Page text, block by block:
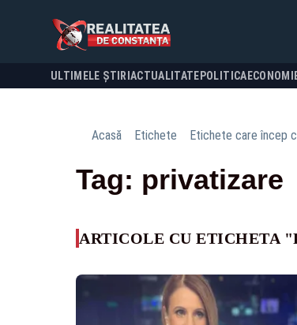
ULTIMELE ȘTIRI ACTUALITATE POLITICA
Acasă Etichete Etichete care încep
Tag: privatizare
ARTICOLE CU ETICHETA